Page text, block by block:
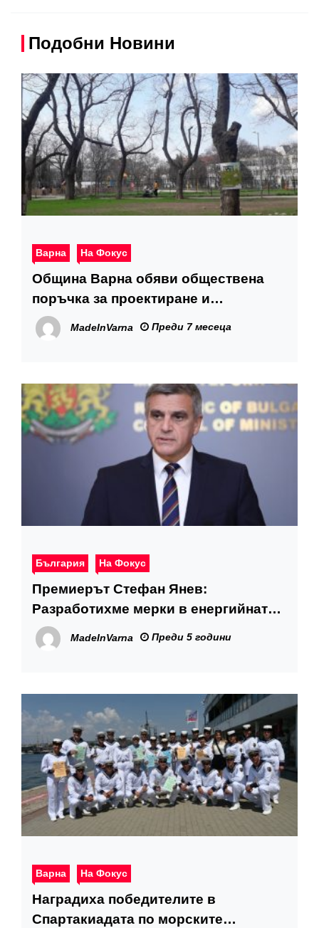
Подобни Новини
Варна На Фокус
Община Варна обяви обществена
поръчка за проектиране и
изграждане на парк „Елин Пелин“
MadeInVarna Преди 7 месеца
България На Фокус
Премиерът Стефан Янев:
Разработихме мерки в енергийната
сфера, които ще намалят тежестта
върху българския бизнес
MadeInVarna Преди 5 години
Варна На Фокус
Наградиха победителите в
Спартакиадата по морските